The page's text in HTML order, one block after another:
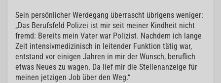
Sein persönlicher Werdegang überrascht übrigens weniger:
„Das Berufsfeld Polizei ist mir seit meiner Kindheit nicht
fremd: Bereits mein Vater war Polizist. Nachdem ich lange
Zeit intensivmedizinisch in leitender Funktion tätig war,
entstand vor einigen Jahren in mir der Wunsch, beruflich
etwas Neues zu wagen. Da lief mir die Stellenanzeige für
meinen jetzigen Job über den Weg.“